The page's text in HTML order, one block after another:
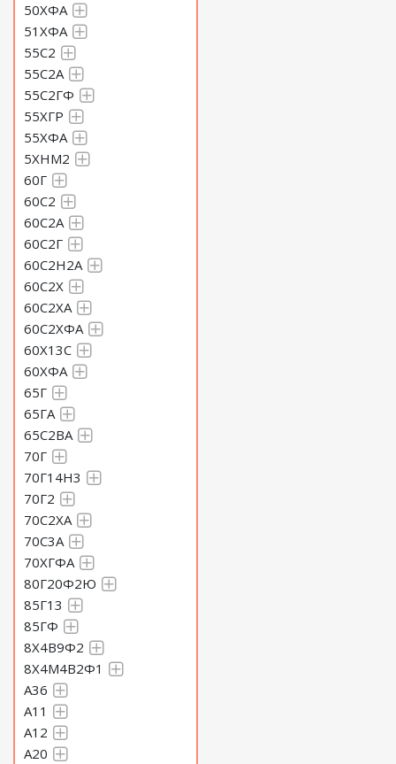
50ХФА
51ХФА
55С2
55С2А
55С2ГФ
55ХГР
55ХФА
5ХНМ2
60Г
60С2
60С2А
60С2Г
60С2Н2А
60С2Х
60С2ХА
60С2ХФА
60Х13С
60ХФА
65Г
65ГА
65С2ВА
70Г
70Г14Н3
70Г2
70С2ХА
70С3А
70ХГФА
80Г20Ф2Ю
85Г13
85ГФ
8Х4В9Ф2
8Х4М4В2Ф1
A36
А11
А12
А20